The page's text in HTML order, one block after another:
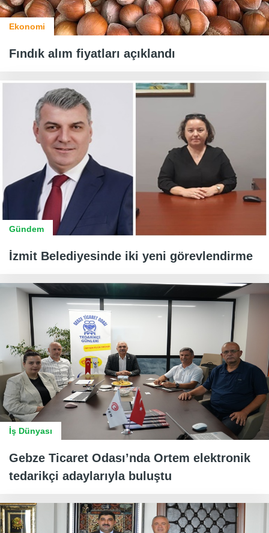
Ekonomi
Fındık alım fiyatları açıklandı
Gündem
İzmit Belediyesinde iki yeni görevlendirme
İş Dünyası
Gebze Ticaret Odası’nda Ortem elektronik
tedarikçi adaylarıyla buluştu